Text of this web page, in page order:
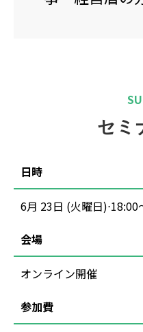
セミ
日時
6月 23日 (火曜日)⋅18:00
会場
オンライン開催
参加費